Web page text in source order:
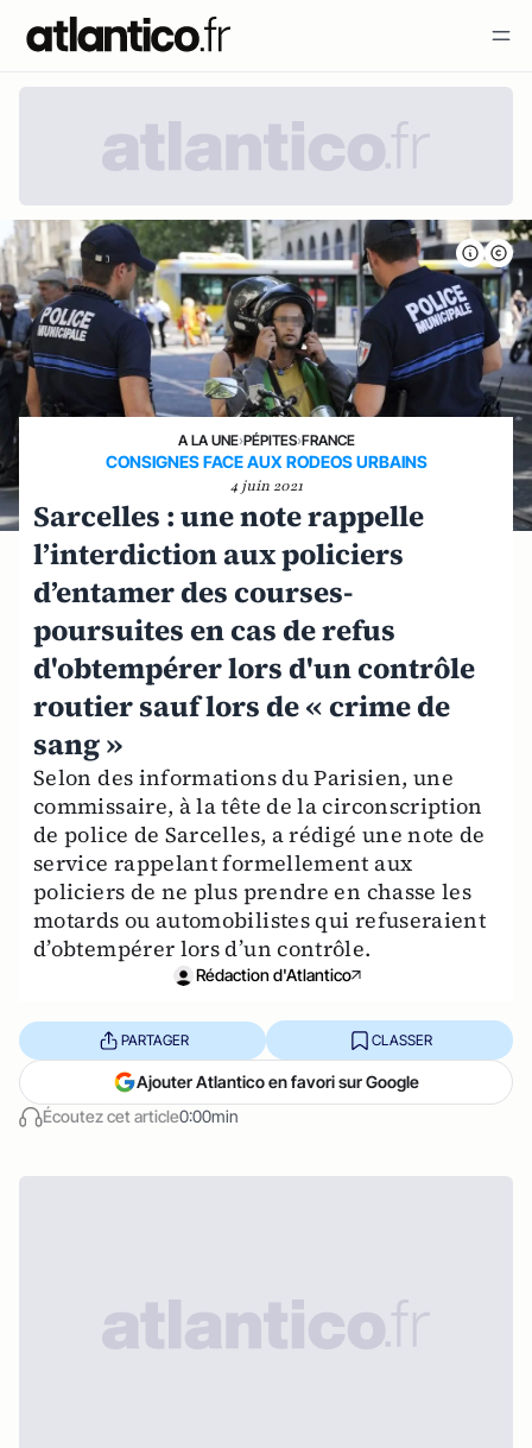
A LA UNE›PÉPITES›FRANCE
CONSIGNES FACE AUX RODEOS URBAINS
4 juin 2021
Sarcelles : une note rappelle
l’interdiction aux policiers
d’entamer des courses-
poursuites en cas de refus
d'obtempérer lors d'un contrôle
routier sauf lors de « crime de
sang »
Selon des informations du Parisien, une
commissaire, à la tête de la circonscription
de police de Sarcelles, a rédigé une note de
service rappelant formellement aux
policiers de ne plus prendre en chasse les
motards ou automobilistes qui refuseraient
d’obtempérer lors d’un contrôle.
Rédaction d'Atlantico
Écoutez cet article0:00min
PARTAGER CLASSER
Ajouter Atlantico en favori sur Google